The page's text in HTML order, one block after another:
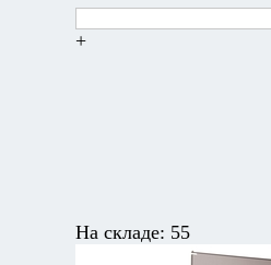
+
На складе: 55